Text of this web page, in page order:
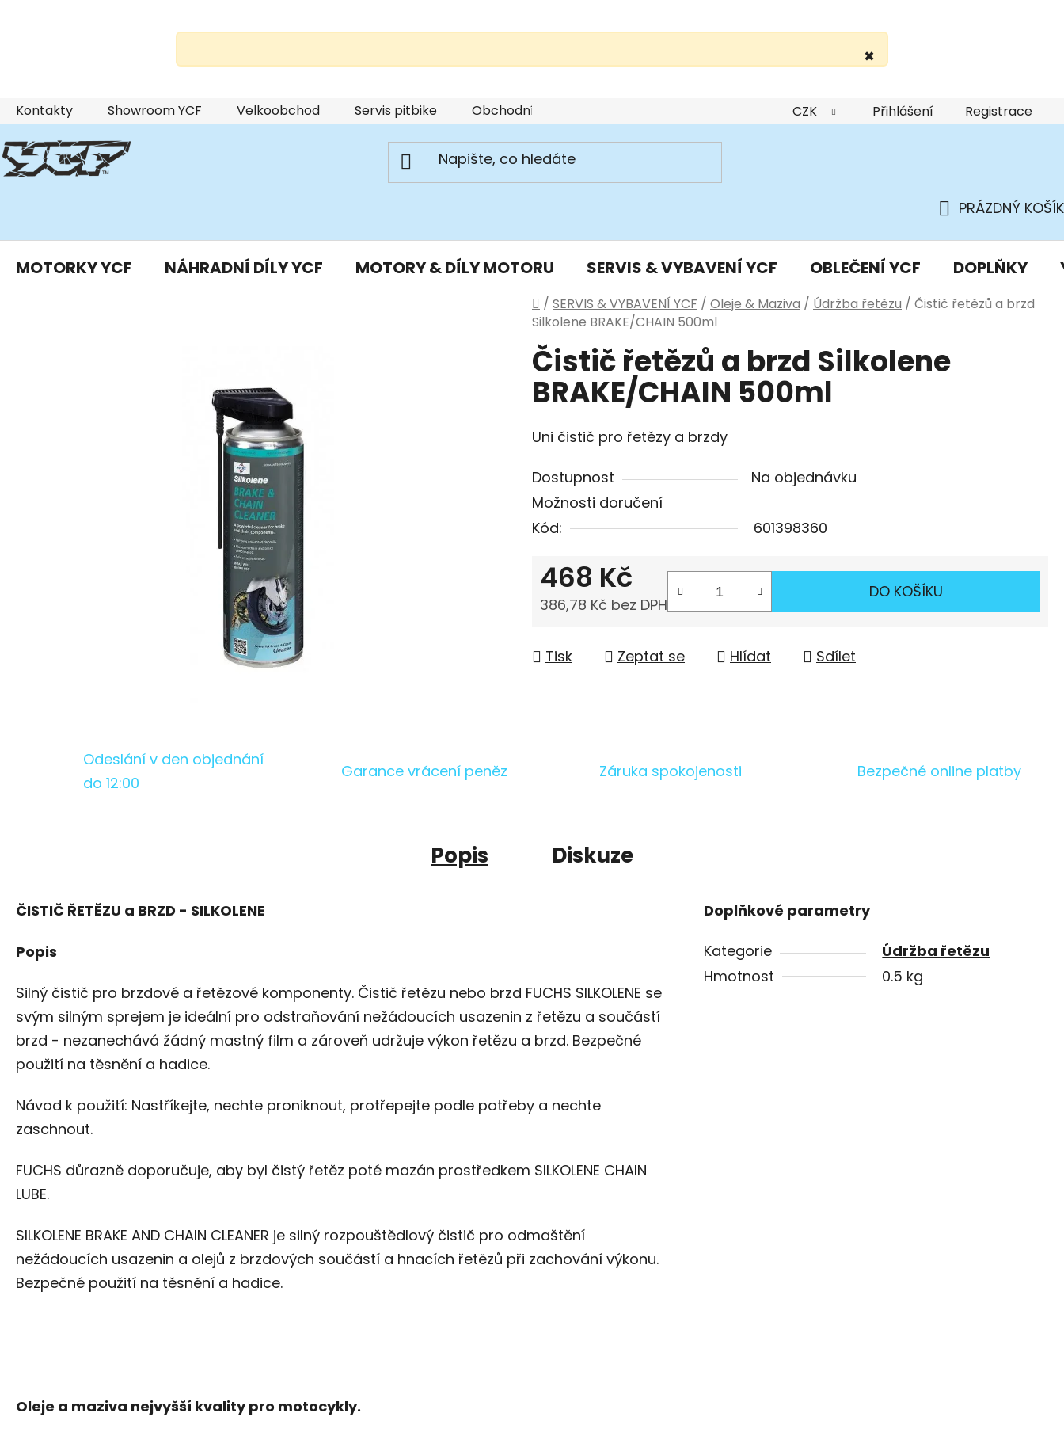
×
Přejít
na
obsah
Kontakty Showroom YCF Velkoobchod Servis pitbike Obchodní podmínky Podmínky ochrany osobních údajů
CZK Přihlášení Registrace
KOŠÍK
PRÁZDNÝ KOŠÍK
MOTORKY YCF NÁHRADNÍ DÍLY YCF MOTORY & DÍLY MOTORU SERVIS & VYBAVENÍ YCF OBLEČENÍ YCF DOPLŇKY
Domů
/ SERVIS & VYBAVENÍ YCF / Oleje & Maziva / Údržba řetězu / Čistič řetězů a brzd
Silkolene BRAKE/CHAIN 500ml
Čistič řetězů a brzd Silkolene
BRAKE/CHAIN 500ml
Uni čistič pro řetězy a brzdy
Dostupnost
Na objednávku
Možnosti doručení
Kód:
601398360
468 Kč
386,78 Kč bez DPH
DO KOŠÍKU
Tisk Zeptat se Hlídat Sdílet
Odeslání v den objednání
do 12:00
Garance vrácení peněz Záruka spokojenosti Bezpečné online platby
Popis Diskuze
ČISTIČ ŘETĚZU a BRZD - SILKOLENE
Popis
Silný čistič pro brzdové a řetězové komponenty. Čistič řetězu nebo brzd FUCHS SILKOLENE se
svým silným sprejem je ideální pro odstraňování nežádoucích usazenin z řetězu a součástí
brzd - nezanechává žádný mastný film a zároveň udržuje výkon řetězu a brzd. Bezpečné
použití na těsnění a hadice.
Návod k použití: Nastříkejte, nechte proniknout, protřepejte podle potřeby a nechte
zaschnout.
FUCHS důrazně doporučuje, aby byl čistý řetěz poté mazán prostředkem SILKOLENE CHAIN
LUBE.
SILKOLENE BRAKE AND CHAIN CLEANER je silný rozpouštědlový čistič pro odmaštění
nežádoucích usazenin a olejů z brzdových součástí a hnacích řetězů při zachování výkonu.
Bezpečné použití na těsnění a hadice.
Oleje a maziva nejvyšší kvality pro motocykly.
Doplňkové parametry
Kategorie
Údržba řetězu
Hmotnost
0.5 kg